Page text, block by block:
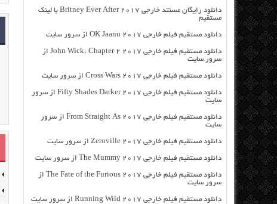
دانلود رایگان مسنتد خارجی Britney Ever After 2017 با لینک
مستقیم
دانلود مستقیم فیلم خارجی OK Jaanu 2017 از سرور سایت
دانلود مستقیم فیلم خارجی John Wick: Chapter 2 2017 از
سرور سایت
دانلود مستقیم فیلم خارجی Cross Wars 2017 از سرور سایت
دانلود مستقیم فیلم خارجی Fifty Shades Darker 2017 از سرور
سایت
دانلود مستقیم فیلم خارجی From Straight As 2017 از سرور
سایت
دانلود مستقیم فیلم خارجی Zeroville 2017 از سرور سایت
دانلود مستقیم فیلم خارجی The Mummy 2017 از سرور سایت
دانلود مستقیم فیلم خارجی The Fate of the Furious 2017 از
سرور سایت
دانلود مستقیم فیلم خارجی Running Wild 2017 از سرور سایت